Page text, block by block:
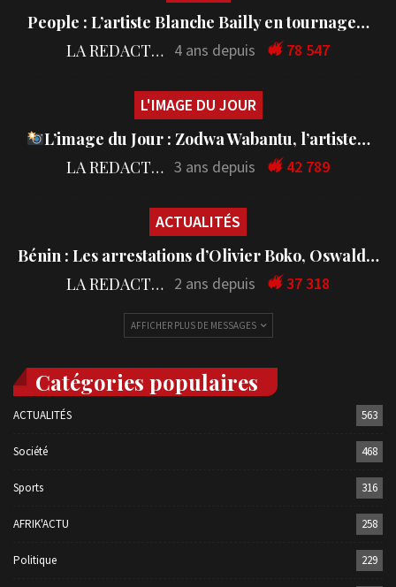
People : L’artiste Blanche Bailly en tournage…
LA REDACTION 4 ans depuis 78 547
L'IMAGE DU JOUR
L’image du Jour : Zodwa Wabantu, l’artiste…
LA REDACTION 3 ans depuis 42 789
ACTUALITÉS
Bénin : Les arrestations d’Olivier Boko, Oswald…
LA REDACTION 2 ans depuis 37 318
AFFICHER PLUS DE MESSAGES
Catégories populaires
ACTUALITÉS 563
Société 468
Sports 316
AFRIK'ACTU 258
Politique 229